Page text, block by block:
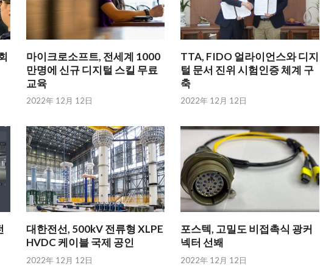
마이크로소프트, 전세계 1000
만명에 신규 디지털 스킬 무료
교육
2022年 12月 12日
TTA, FIDO 얼라이언스와 디지
털 문서 진위 시험인증 체계 구
축
2022年 12月 12日
대한전선, 500kV 전류형 XLPE
HVDC 케이블 국제 공인
2022年 12月 12日
포스텍, 고밀도 비접촉식 광커
넥터 선봬
2022年 12月 12日